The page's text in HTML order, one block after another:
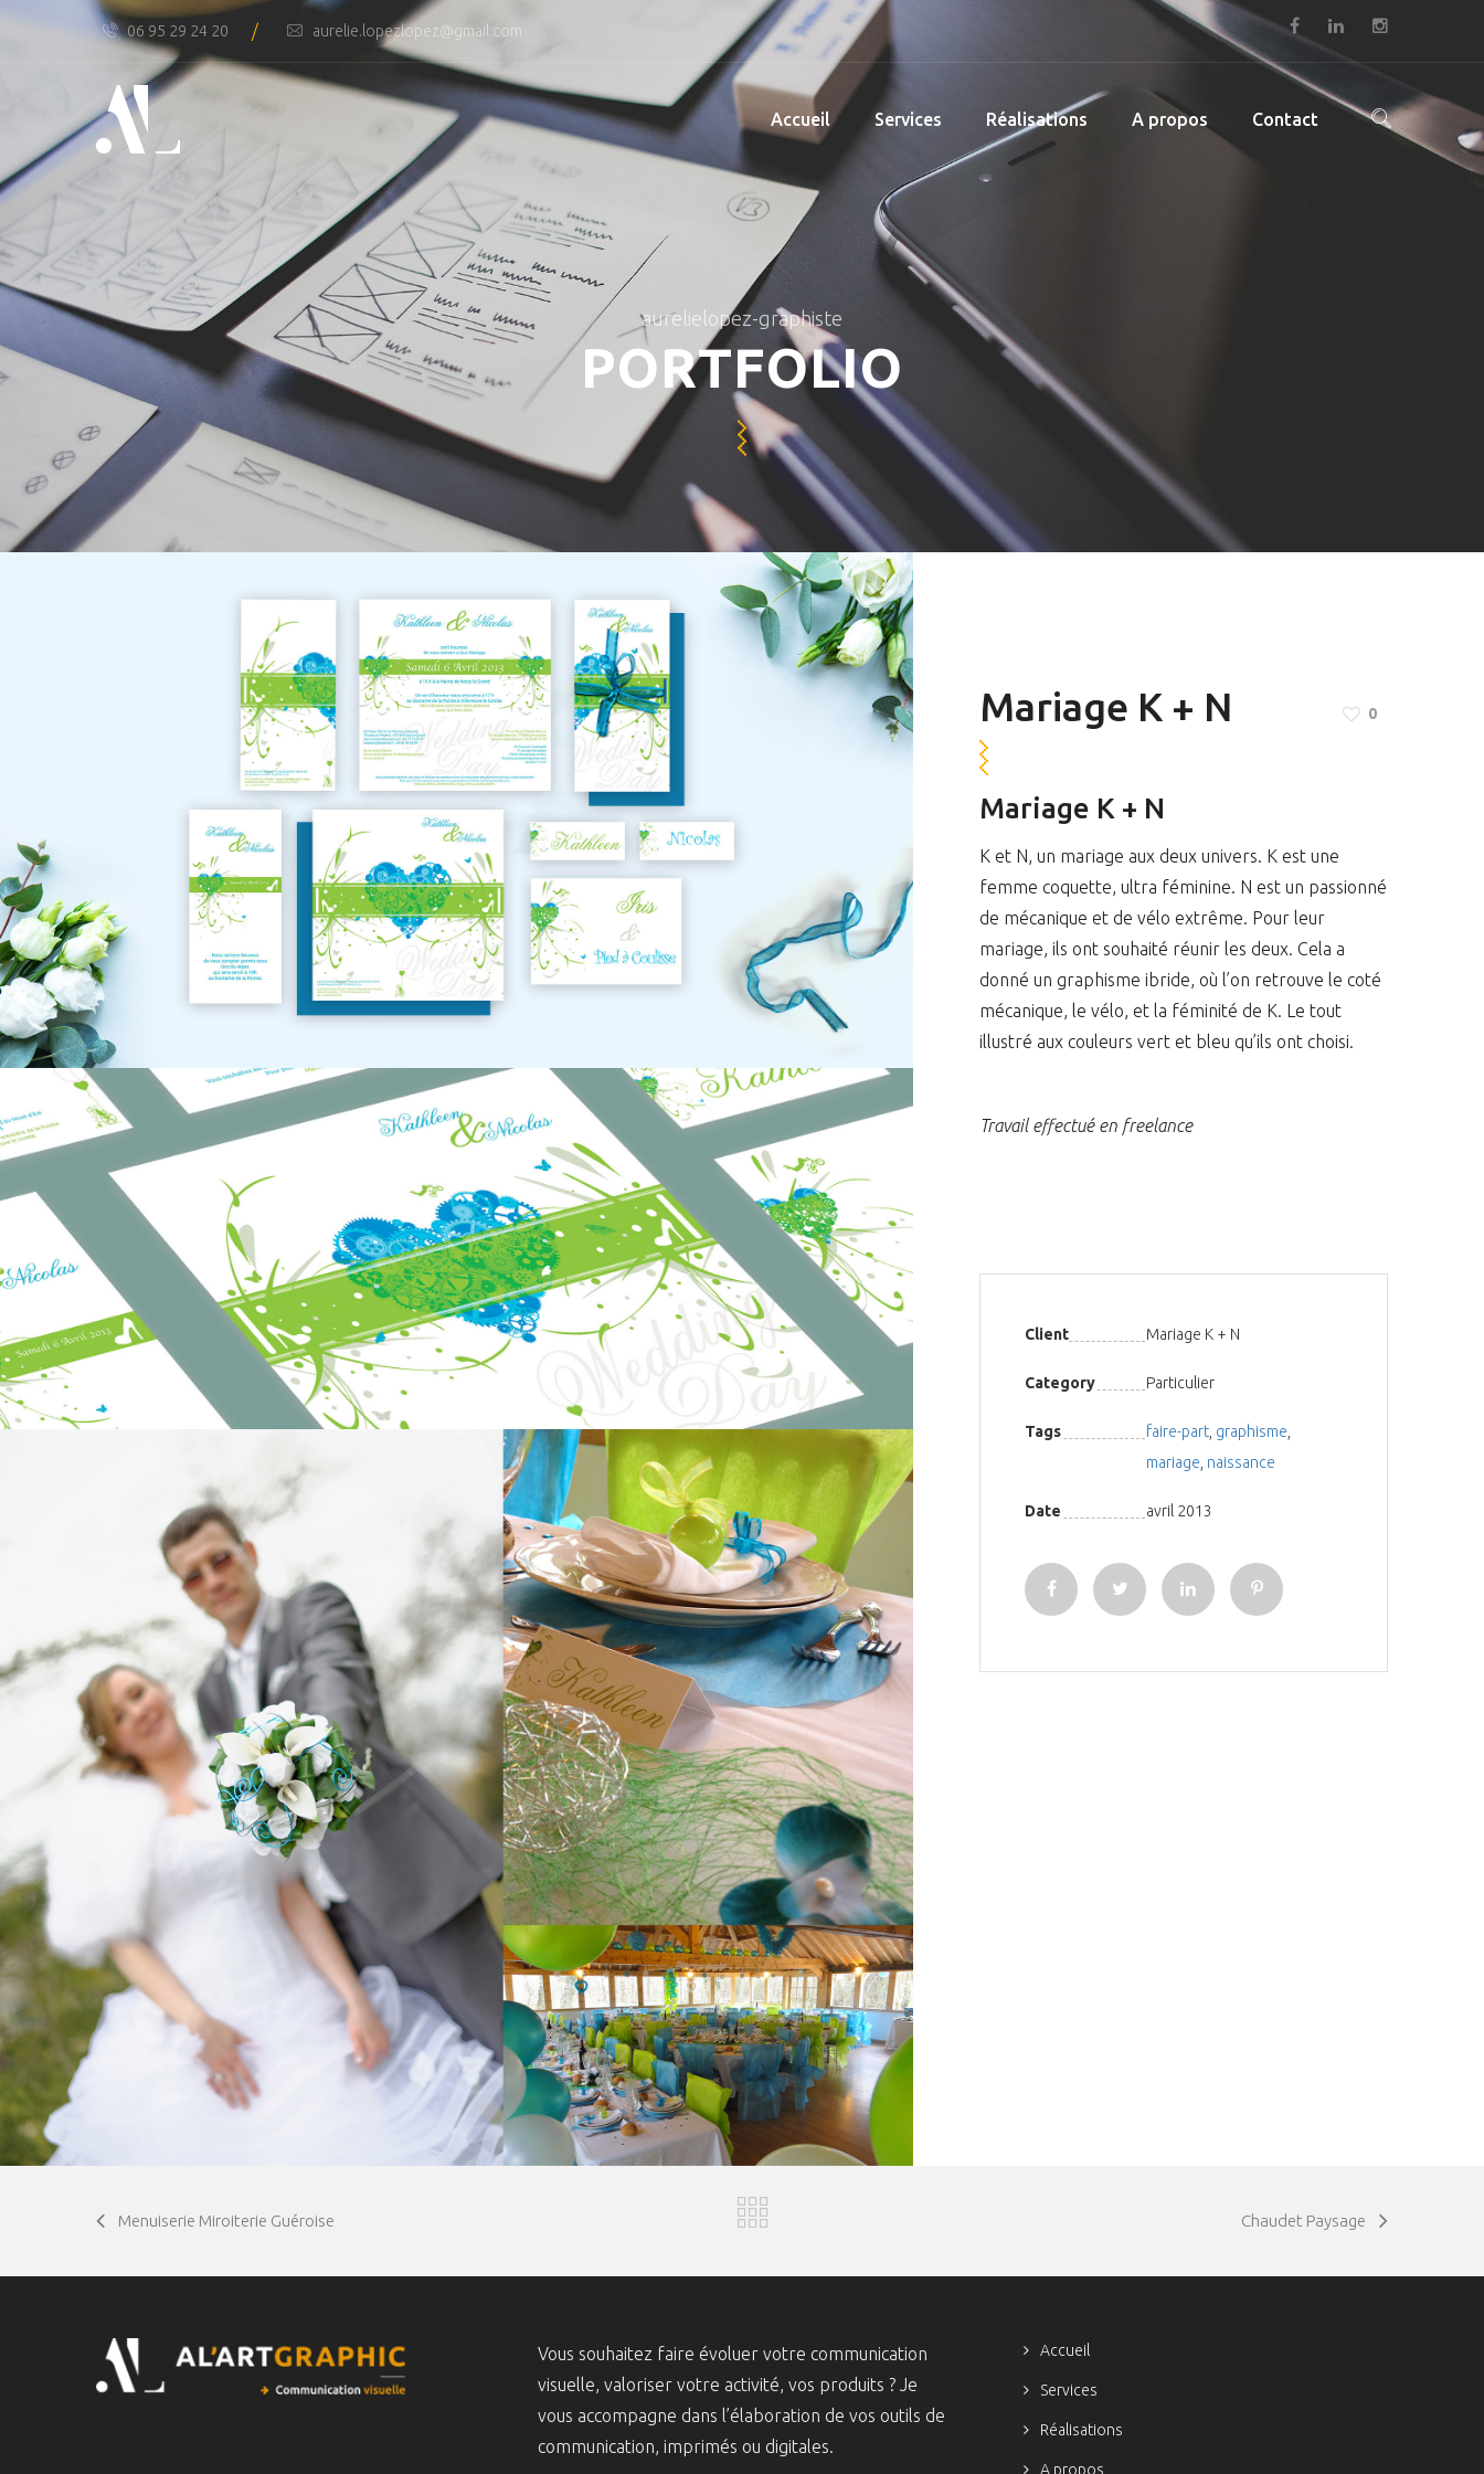
06 95 29 24 20 / aurelie.lopezlopez@gmail.com
Accueil Services Réalisations A propos Contact
aurelielopez-graphiste
PORTFOLIO
Mariage K + N 0
Mariage K + N
K et N, un mariage aux deux univers. K est une
femme coquette, ultra féminine. N est un passionné
de mécanique et de vélo extrême. Pour leur
mariage, ils ont souhaité réunir les deux. Cela a
donné un graphisme ibride, où l’on retrouve le coté
mécanique, le vélo, et la féminité de K. Le tout
illustré aux couleurs vert et bleu qu’ils ont choisi.
Travail effectué en freelance
Client Mariage K + N
Category Particulier
Tags faire-part graphisme
mariage naissance
Date avril 2013
Menuiserie Miroiterie Guéroise Chaudet Paysage
Vous souhaitez faire évoluer votre communication
visuelle, valoriser votre activité, vos produits ? Je
vous accompagne dans l’élaboration de vos outils de
communication, imprimés ou digitales.
Accueil
Services
Réalisations
A propos